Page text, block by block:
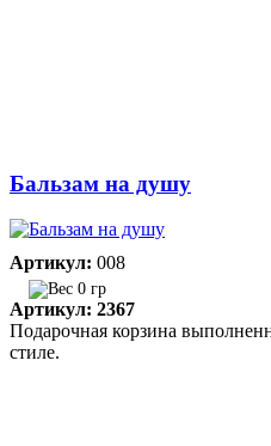
Бальзам на душу
Артикул: 008
0 гр
Артикул: 2367
Подарочная корзина
стиле.